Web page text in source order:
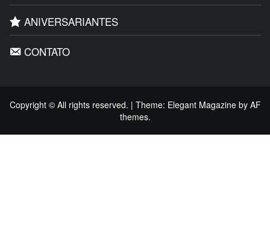
ANIVERSARIANTES
CONTATO
Copyright © All rights reserved. | Theme: Elegant Magazineby AF
themes.